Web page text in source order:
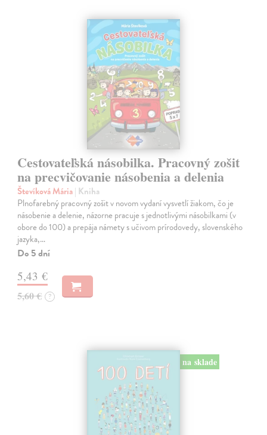
Cestovateľská násobilka. Pracovný zošit
na precvičovanie násobenia a delenia
Števíková Mária| Kniha
Plnofarebný pracovný zošit v novom vydaní vysvetlí žiakom, čo je
násobenie a delenie, názorne pracuje s jednotlivými násobilkami (v
obore do 100) a prepája námety s učivom prírodovedy, slovenského
jazyka,…
Do 5 dní
5,43 €
5,60 € ?
na sklade